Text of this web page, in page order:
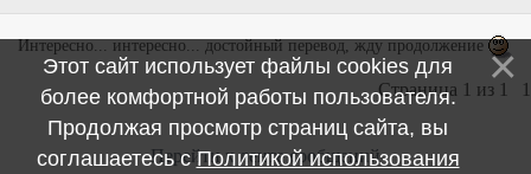
Интересно... интересно... достойный перевод, жду продолжение
Страница 1 из 1 1
Перейти к ленте сообщений
Этот сайт использует файлы cookies для
более комфортной работы пользователя.
Продолжая просмотр страниц сайта, вы
соглашаетесь сПолитикой использования